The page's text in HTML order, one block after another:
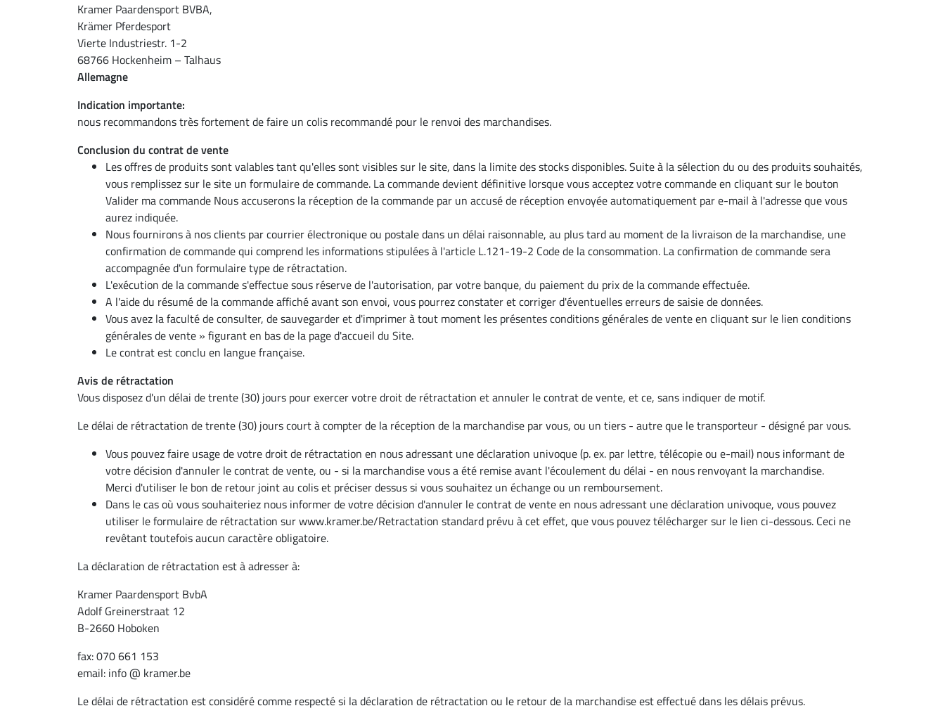
Kramer Paardensport BVBA,
Krämer Pferdesport
Vierte Industriestr. 1-2
68766 Hockenheim – Talhaus
Allemagne
Indication importante:
nous recommandons très fortement de faire un colis recommandé pour le renvoi des marchandises.
Conclusion du contrat de vente
Les offres de produits sont valables tant qu'elles sont visibles sur le site, dans la limite des stocks disponibles. Suite à la sélection du ou des produits souhaités,
vous remplissez sur le site un formulaire de commande. La commande devient définitive lorsque vous acceptez votre commande en cliquant sur le bouton
Valider ma commande Nous accuserons la réception de la commande par un accusé de réception envoyée automatiquement par e-mail à l'adresse que vous
aurez indiquée.
Nous fournirons à nos clients par courrier électronique ou postale dans un délai raisonnable, au plus tard au moment de la livraison de la marchandise, une
confirmation de commande qui comprend les informations stipulées à l'article L.121-19-2 Code de la consommation. La confirmation de commande sera
accompagnée d'un formulaire type de rétractation.
L'exécution de la commande s'effectue sous réserve de l'autorisation, par votre banque, du paiement du prix de la commande effectuée.
A l'aide du résumé de la commande affiché avant son envoi, vous pourrez constater et corriger d'éventuelles erreurs de saisie de données.
Vous avez la faculté de consulter, de sauvegarder et d'imprimer à tout moment les présentes conditions générales de vente en cliquant sur le lien conditions
générales de vente » figurant en bas de la page d'accueil du Site.
Le contrat est conclu en langue française.
Avis de rétractation
Vous disposez d'un délai de trente (30) jours pour exercer votre droit de rétractation et annuler le contrat de vente, et ce, sans indiquer de motif.
Le délai de rétractation de trente (30) jours court à compter de la réception de la marchandise par vous, ou un tiers - autre que le transporteur - désigné par vous.
Vous pouvez faire usage de votre droit de rétractation en nous adressant une déclaration univoque (p. ex. par lettre, télécopie ou e-mail) nous informant de
votre décision d'annuler le contrat de vente, ou - si la marchandise vous a été remise avant l'écoulement du délai - en nous renvoyant la marchandise.
Merci d'utiliser le bon de retour joint au colis et préciser dessus si vous souhaitez un échange ou un remboursement.
Dans le cas où vous souhaiteriez nous informer de votre décision d'annuler le contrat de vente en nous adressant une déclaration univoque, vous pouvez
utiliser le formulaire de rétractation sur www.kramer.be/Retractation standard prévu à cet effet, que vous pouvez télécharger sur le lien ci-dessous. Ceci ne
revêtant toutefois aucun caractère obligatoire.
La déclaration de rétractation est à adresser à:
Kramer Paardensport BvbA
Adolf Greinerstraat 12
B-2660 Hoboken
fax: 070 661 153
email: info @ kramer.be
Le délai de rétractation est considéré comme respecté si la déclaration de rétractation ou le retour de la marchandise est effectué dans les délais prévus.